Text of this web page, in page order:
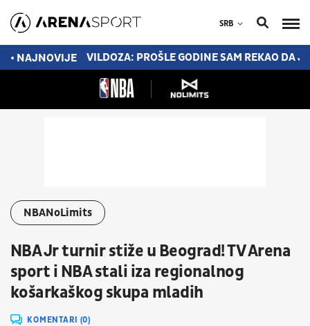
SRB
• NAJNOVIJE
PRILIKOM VILDOZA: PROŠLE GODINE SAM REKAO DA
NBANoLimits
NBA Jr turnir stiže u Beograd! TV Arena
sport i NBA stali iza regionalnog
košarkaškog skupa mladih
KOMENTARI (0)